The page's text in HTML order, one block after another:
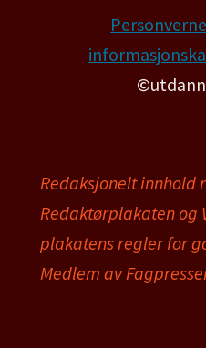
Redaksjonelt innhold
Redaktørplakaten og
plakatens regler for
Medlem av